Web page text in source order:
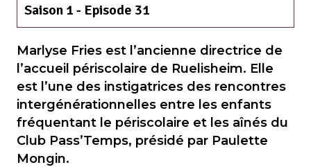
Saison 1 - Episode 31
Marlyse Fries est l’ancienne directrice de
l’accueil périscolaire de Ruelisheim. Elle
est l’une des instigatrices des rencontres
intergénérationnelles entre les enfants
fréquentant le périscolaire et les aînés du
Club Pass’Temps, présidé par Paulette
Mongin.